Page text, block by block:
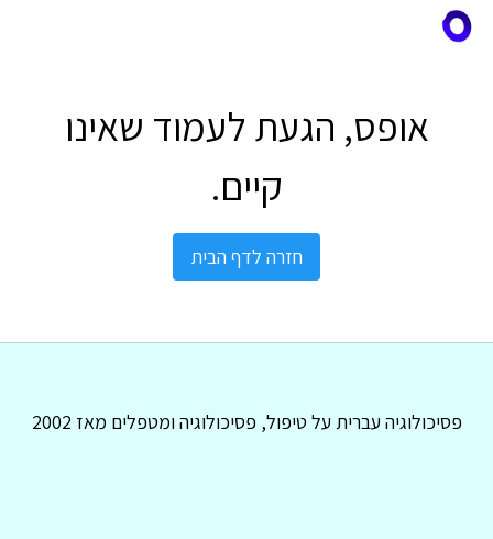
אופס, הגעת לעמוד שאינו
קיים.
חזרה לדף הבית
פסיכולוגיה עברית על טיפול, פסיכולוגיה ומטפלים מאז 2002